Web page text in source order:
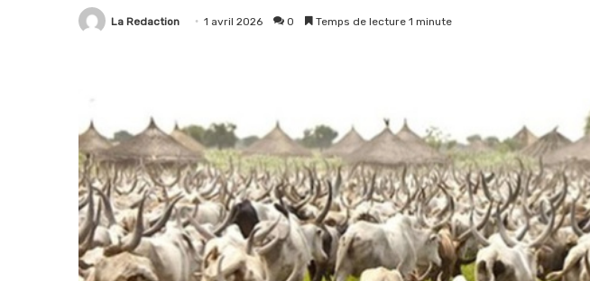
La Redaction 1 avril 2026 0 Temps de lecture 1 minute